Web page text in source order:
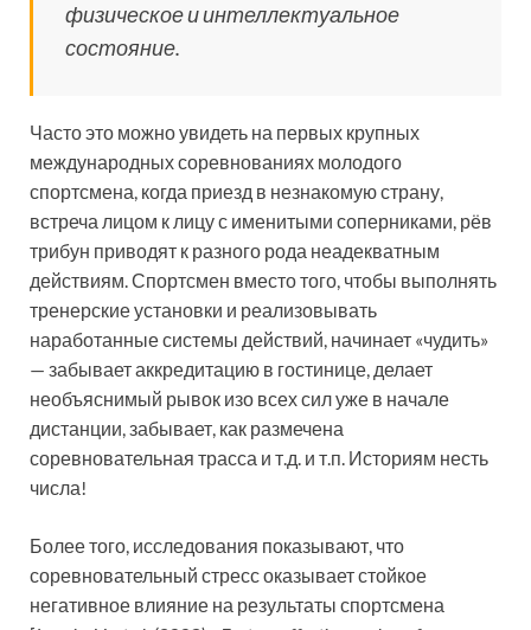
физическое и интеллектуальное
состояние.
Часто это можно увидеть на первых крупных
международных соревнованиях молодого
спортсмена, когда приезд в незнакомую страну,
встреча лицом к лицу с именитыми соперниками, рёв
трибун приводят к разного рода неадекватным
действиям. Спортсмен вместо того, чтобы выполнять
тренерские установки и реализовывать
наработанные системы действий, начинает «чудить»
— забывает аккредитацию в гостинице, делает
необъяснимый рывок изо всех сил уже в начале
дистанции, забывает, как размечена
соревновательная трасса и т.д. и т.п. Историям несть
числа!
Более того, исследования показывают, что
соревновательный стресс оказывает стойкое
негативное влияние на результаты спортсмена